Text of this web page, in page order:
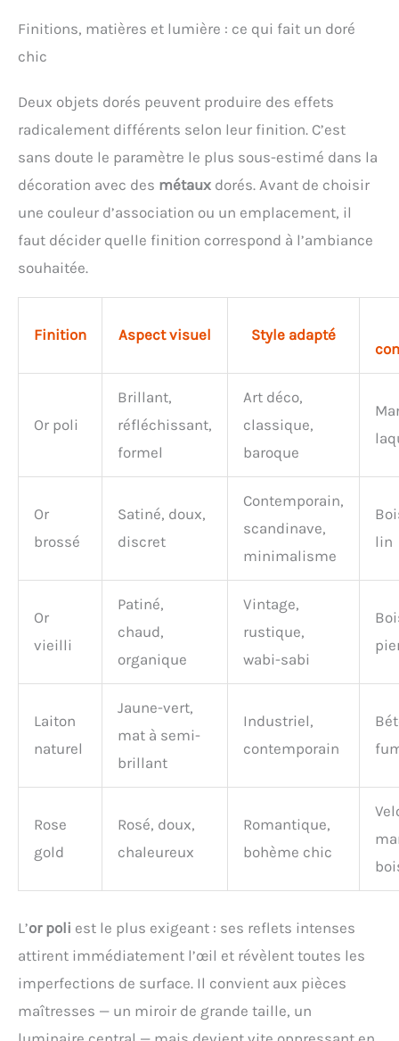
Finitions, matières et lumière : ce qui fait un doré
chic
Deux objets dorés peuvent produire des effets
radicalement différents selon leur finition. C’est
sans doute le paramètre le plus sous-estimé dans la
décoration avec des métaux dorés. Avant de choisir
une couleur d’association ou un emplacement, il
faut décider quelle finition correspond à l’ambiance
souhaitée.
Finition Aspect visuel
Style adapté
Or poli
Brillant,
réfléchissant,
formel
Art déco,
classique,
baroque
Or
brossé
Satiné, doux,
discret
Contemporain,
scandinave,
minimalisme
lin
Or
vieilli
Patiné,
chaud,
organique
Vintage,
rustique,
wabi-sabi
Laiton
naturel
Jaune-vert,
mat à semi-
brillant
Industriel,
contemporain
Rose
gold
Rosé, doux,
chaleureux
Romantique,
bohème chic
L’or poli est le plus exigeant : ses reflets intenses
attirent immédiatement l’œil et révèlent toutes les
imperfections de surface. Il convient aux pièces
maîtresses — un miroir de grande taille, un